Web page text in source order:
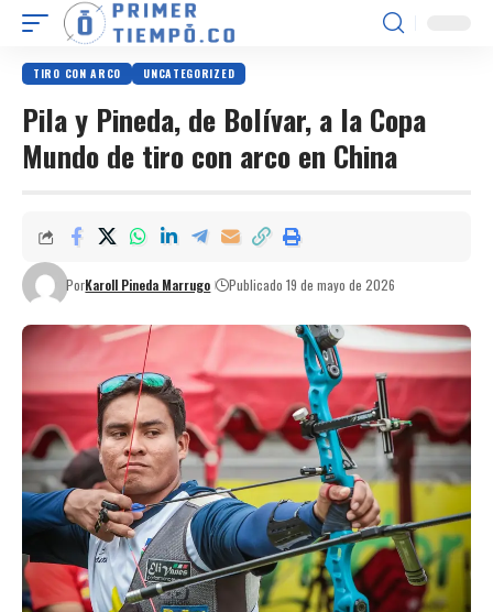
TIRO CON ARCO UNCATEGORIZED
Pila y Pineda, de Bolívar, a la Copa
Mundo de tiro con arco en China
PorKaroll Pineda Marrugo Publicado 19 de mayo de 2026